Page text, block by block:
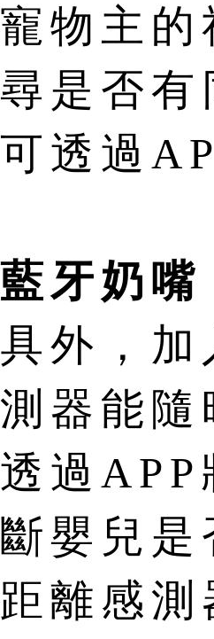
寵物主
尋是否
可透過
藍牙奶嘴
具外，
測器能
透過
斷嬰兒
距離感